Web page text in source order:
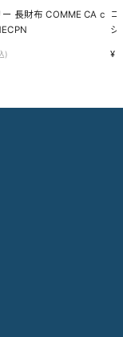
長財布 COMME CA c
)
シ
¥